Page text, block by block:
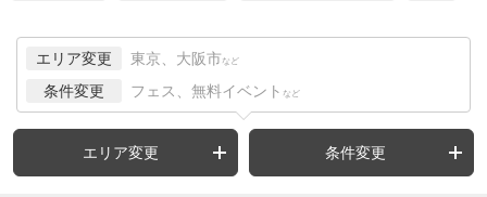
エリア変更 東京、大阪市 など
条件変更 フェス、無料イベント など
エリア変更 条件変更